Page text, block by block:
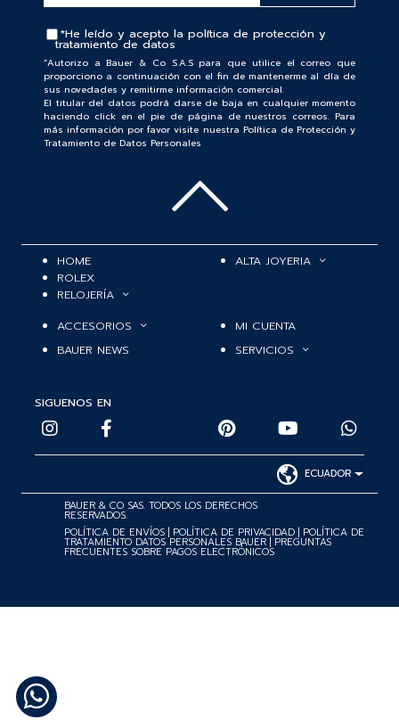
*He leído y acepto la política de protección y
tratamiento de datos
“Autorizo a Bauer & Co S.A.S para que utilice el correo que
proporciono a continuación con el fin de mantenerme al día de
sus novedades y remitirme información comercial.
El titular del datos podrá darse de baja en cualquier momento
haciendo click en el pie de página de nuestros correos. Para
más información por favor visite nuestra Política de Protección y
Tratamiento de Datos Personales
HOME
ROLEX
RELOJERÍA
ALTA JOYERIA
ACCESORIOS
BAUER NEWS
MI CUENTA
SERVICIOS
SIGUENOS EN
ECUADOR
BAUER & CO SAS. TODOS LOS DERECHOS
RESERVADOS.
POLÍTICA DE ENVÍOS | POLÍTICA DE PRIVACIDAD | POLÍTICA DE
TRATAMIENTO DATOS PERSONALES BAUER | PREGUNTAS
FRECUENTES SOBRE PAGOS ELECTRÓNICOS